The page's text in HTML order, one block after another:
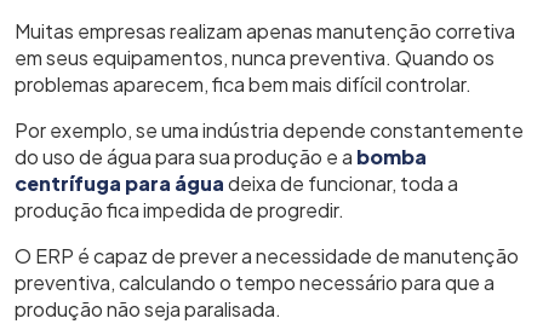
Muitas empresas realizam apenas manutenção corretiva
em seus equipamentos, nunca preventiva. Quando os
problemas aparecem, fica bem mais difícil controlar.
Por exemplo, se uma indústria depende constantemente
do uso de água para sua produção e a bomba
centrífuga para águadeixa de funcionar, toda a
produção fica impedida de progredir.
O ERP é capaz de prever a necessidade de manutenção
preventiva, calculando o tempo necessário para que a
produção não seja paralisada.